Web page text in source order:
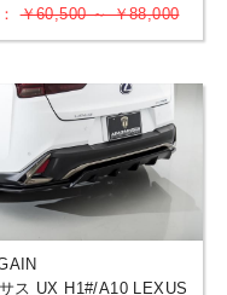
￥60,500 ～ ￥88,000
ス UX H1#/A10 LEXUS